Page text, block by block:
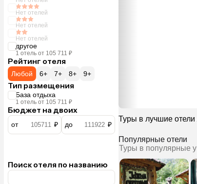
Нет отелей
Нет отелей
Нет отелей
другое
1 отель от 105 711 ₽
Рейтинг отеля
Любой 6+ 7+ 8+ 9+
Тип размещения
База отдыха
1 отель от 105 711 ₽
Бюджет на двоих
от ₽ до ₽
Поиск отеля по названию
Туры в лучшие отели
Популярные отели
Туры в популярные у